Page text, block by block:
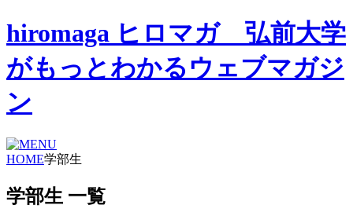
hiromaga ヒロマガ 弘前大学
がもっとわかるウェブマガジ
ン
HOME学部生
学部生 一覧